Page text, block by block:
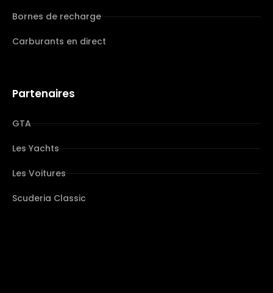
Bornes de recharge
Carburants en direct
Partenaires
GTA
Les Yachts
Les Voitures
Scuderia Classic